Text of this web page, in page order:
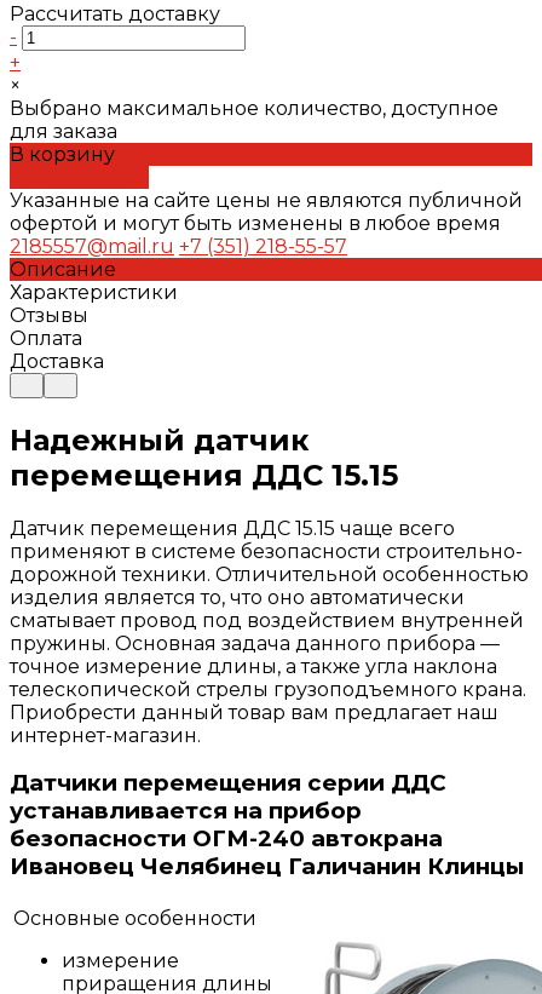
Рассчитать доставку
-
+
×
Выбрано максимальное количество, доступное
для заказа
В корзину
Указанные на сайте цены не являются публичной
офертой и могут быть изменены в любое время
2185557@mail.ru +7 (351) 218-55-57
Описание
Характеристики
Отзывы
Оплата
Доставка
Надежный датчик
перемещения ДДС 15.15
Датчик перемещения ДДС 15.15 чаще всего
применяют в системе безопасности строительно-
дорожной техники. Отличительной особенностью
изделия является то, что оно автоматически
сматывает провод под воздействием внутренней
пружины. Основная задача данного прибора —
точное измерение длины, а также угла наклона
телескопической стрелы грузоподъемного крана.
Приобрести данный товар вам предлагает наш
интернет-магазин.
Датчики перемещения серии ДДС
устанавливается на прибор
безопасности ОГМ-240 автокрана
Ивановец Челябинец Галичанин Клинцы
Основные особенности
измерение
приращения длины